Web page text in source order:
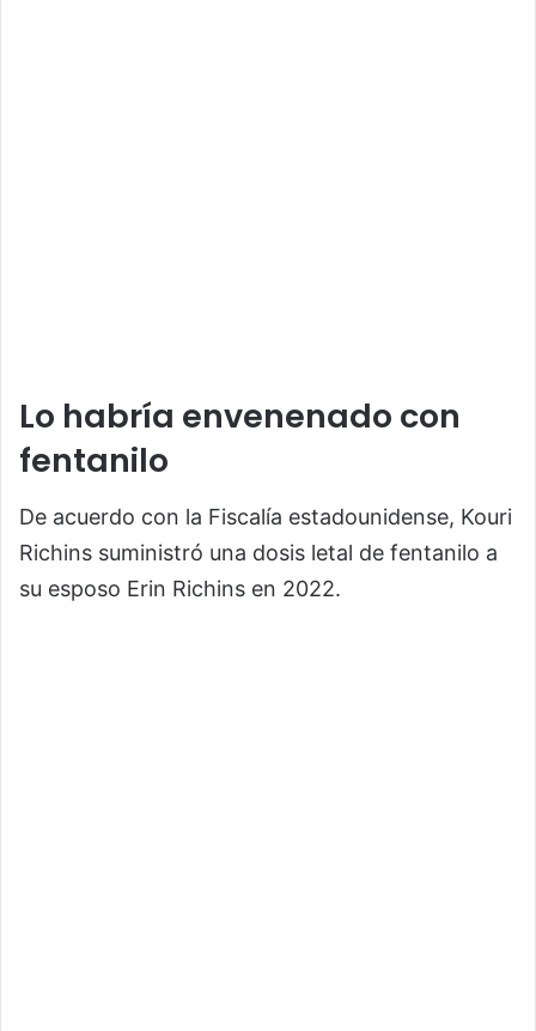
Lo habría envenenado con
fentanilo
De acuerdo con la Fiscalía estadounidense, Kouri
Richins suministró una dosis letal de fentanilo a
su esposo Erin Richins en 2022.